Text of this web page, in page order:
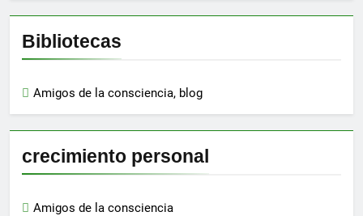
Bibliotecas
Amigos de la consciencia, blog
crecimiento personal
Amigos de la consciencia